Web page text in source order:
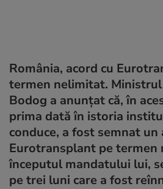
România, acord cu
termen nelimitat.
Bodog a anunțat că, în
prima dată în istoria
conduce, a fost semnat un
Eurotransplant pe termen
începutul mandatului lui,
pe trei luni care a fost